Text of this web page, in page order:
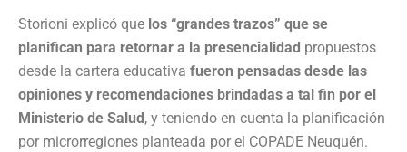
Storioni explicó que los “grandes trazos” que se
planifican para retornar a la presencialidad propuestos
desde la cartera educativa fueron pensadas desde las
opiniones y recomendaciones brindadas a tal fin por el
Ministerio de Salud , y teniendo en cuenta la planificación
por microrregiones planteada por el COPADE Neuquén.